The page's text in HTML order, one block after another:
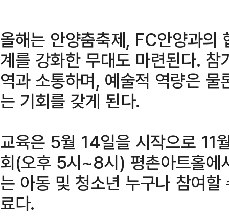
올해는 안양춤축제, FC안양과의
계를 강화한 무대도 마련된다.
역과 소통하며, 예술적 역량은
는 기회를 갖게 된다.
교육은 5월 14일을 시작으로 11
회(오후 5시~8시) 평촌아트홀에
는 아동 및 청소년 누구나 참여
료다.